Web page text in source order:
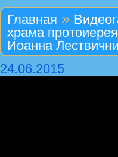
Главная »
храма
Иоанна
24.06.2015